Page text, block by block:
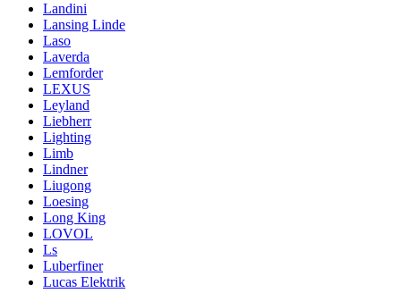
Landini
Lansing Linde
Laso
Laverda
Lemforder
LEXUS
Leyland
Liebherr
Lighting
Limb
Lindner
Liugong
Loesing
Long King
LOVOL
Ls
Luberfiner
Lucas Elektrik